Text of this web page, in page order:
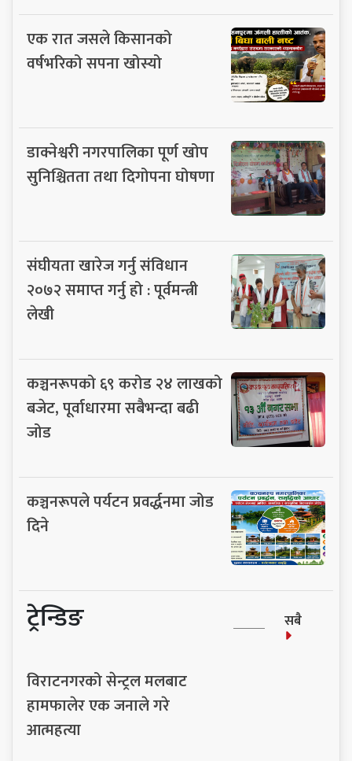
एक रात जसले किसानको
वर्षभरिको सपना खोस्यो
डाक्नेश्वरी नगरपालिका पूर्ण खोप
सुनिश्चितता तथा दिगोपना घोषणा
संघीयता खारेज गर्नु संविधान
२०७२ समाप्त गर्नु हो : पूर्वमन्त्री
लेखी
कञ्चनरूपको ६९ करोड २४ लाखको
बजेट, पूर्वाधारमा सबैभन्दा बढी
जोड
कञ्चनरूपले पर्यटन प्रवर्द्धनमा जोड
दिने
ट्रेन्डिङ सबै
विराटनगरको सेन्ट्रल मलबाट
हामफालेर एक जनाले गरे
आत्महत्या